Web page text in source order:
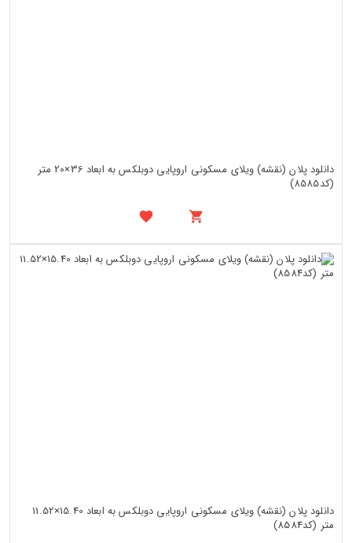
دانلود پلان (نقشه) ویلای مسکونی اروپایی دوبلکس به ابعاد 36×20 متر
(کد8585)
دانلود پلان (نقشه) ویلای مسکونی اروپایی دوبلکس به ابعاد 15.40×11.52
متر (کد8584)